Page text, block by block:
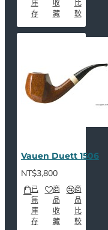
庫
存
收
藏
比
較
Vauen Duett 1506
NT$3,800
已
無
庫
存
商
品
收
藏
商
品
比
較